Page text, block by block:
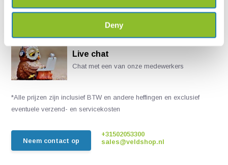
Deny
Live chat
Chat met een van onze medewerkers
*Alle prijzen zijn inclusief BTW en andere heffingen en exclusief
eventuele verzend- en servicekosten
Neem contact op
+31502053300
sales@veldshop.nl